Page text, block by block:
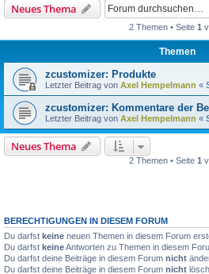
Neues Thema
2 Themen • Seite 1
Themen
zcustomizer: Produkte
Letzter Beitrag von Axel Hempelmann «
zcustomizer: Kommentare der
Letzter Beitrag von Axel Hempelmann «
Neues Thema
2 Themen • Seite 1
BERECHTIGUNGEN IN DIESEM FORUM
Du darfst keine neuen Themen in diesem Forum
Du darfst keineAntworten zu Themen in diesem
Du darfst deine Beiträge in diesem Forum nicht
Du darfst deine Beiträge in diesem Forum nicht